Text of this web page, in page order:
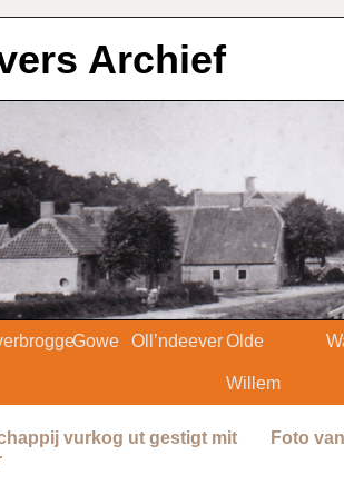
Archief
Gowe Oll’ndeeverOlde
Willem
vurkog ut gestigt mit
Foto